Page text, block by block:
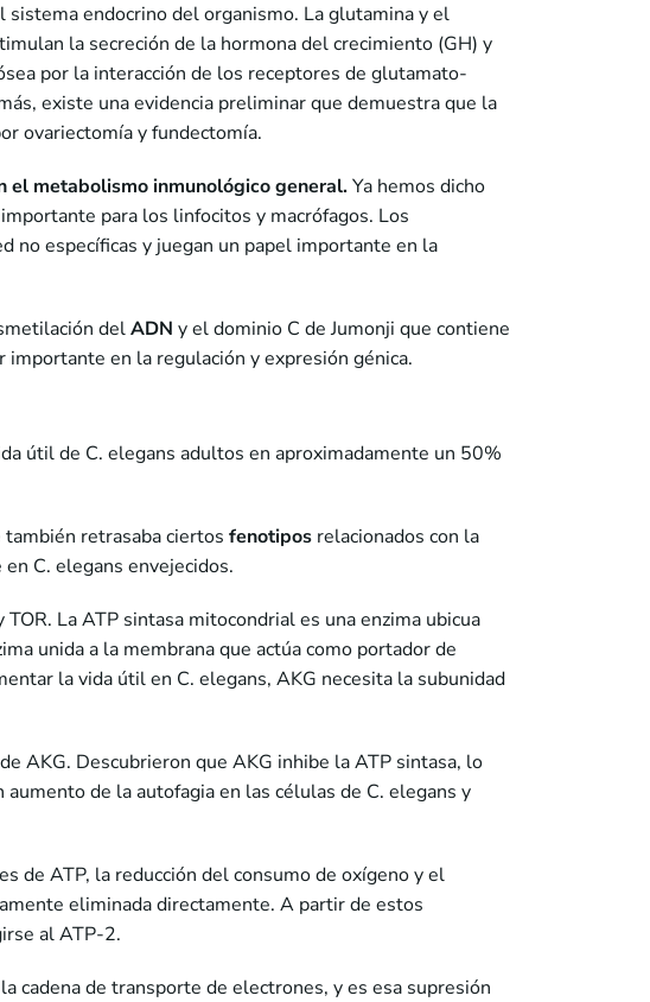
endocrino del organismo. La glutamina y el
la secreción de la hormona del crecimiento (GH) y
por la interacción de los receptores de glutamato-
existe una evidencia preliminar que demuestra que la
ovariectomía y fundectomía.
el metabolismo inmunológicogeneral.Ya hemos dicho
para los linfocitos y macrófagos. Los
no específicas y juegan un papel importante en la
delADN y el dominio C de Jumonji que contiene
en la regulación y expresión génica.
útil de C. elegans adultos en aproximadamente un 50%
retrasaba ciertos fenotipos relacionados con la
C. elegans envejecidos.
La ATP sintasa mitocondrial es una enzima ubicua
unida a la membrana que actúa como portador de
la vida útil en C. elegans, AKG necesita la subunidad
AKG. Descubrieron que AKG inhibe la ATP sintasa, lo
de la autofagia en las células de C. elegans y
de ATP, la reducción del consumo de oxígeno y el
eliminada directamente. A partir de estos
al ATP-2.
cadena de transporte de electrones, y es esa supresión